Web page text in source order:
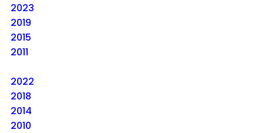
2023
2019
2015
2011
2022
2018
2014
2010